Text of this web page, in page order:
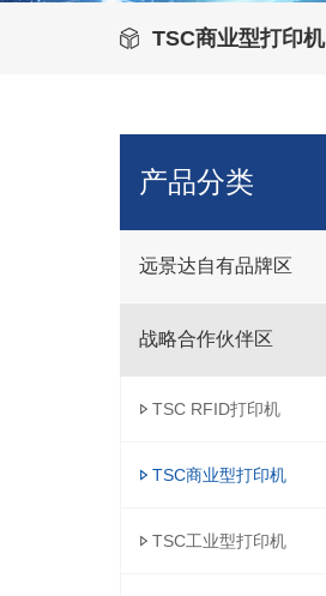
TSC商业型打印机
产品分类
远景达自有品牌区
战略合作伙伴区
TSC RFID打印机
TSC商业型打印机
TSC工业型打印机